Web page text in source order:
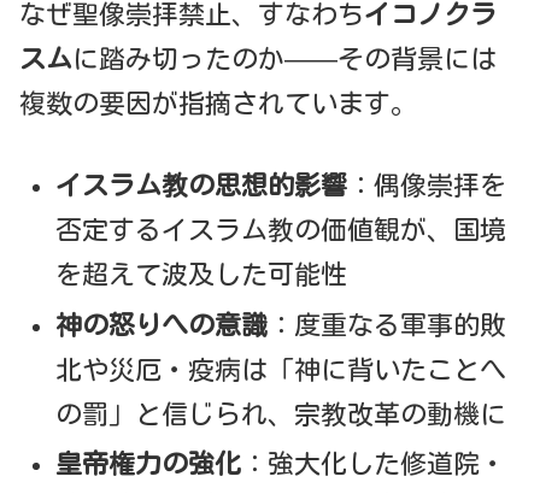
なぜ聖像崇拝禁止、すなわちイコノクラ
スムに踏み切ったのか——その背景には
複数の要因が指摘されています。
イスラム教の思想的影響 ：偶像崇拝を
否定するイスラム教の価値観が、国境
を超えて波及した可能性
神の怒りへの意識 ：度重なる軍事的敗
北や災厄・疫病は「神に背いたことへ
の罰」と信じられ、宗教改革の動機に
皇帝権力の強化 ：強大化した修道院・